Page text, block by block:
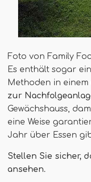
Foto von Family
Es enthält sogar
Methoden in
zur
Gewächshauss,
eine Weise
Jahr über Essen
Stellen Sie sicher,
ansehen.